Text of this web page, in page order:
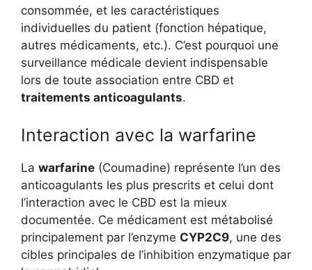
consommée, et les caractéristiques
individuelles du patient (fonction hépatique,
autres médicaments, etc.). C’est pourquoi une
surveillance médicale devient indispensable
lors de toute association entre CBD et
traitements anticoagulants.
Interaction avec la warfarine
La warfarine (Coumadine) représente l’un des
anticoagulants les plus prescrits et celui dont
l’interaction avec le CBD est la mieux
documentée. Ce médicament est métabolisé
principalement par l’enzyme CYP2C9, une des
cibles principales de l’inhibition enzymatique par